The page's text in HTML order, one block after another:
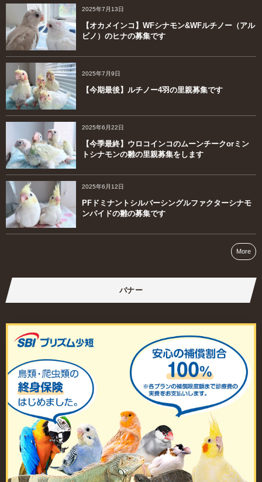
2025年7月13日
【オカメインコ】WFシナモン&WFルチノー（アル
ビノ）のヒナの募集です
2025年7月9日
【今期最後】ルチノー4羽の里親募集です
2025年6月22日
【今季最終】ウロコインコのムーンチークorミン
トシナモンの雛の里親募集をします
2025年6月12日
PFドミナントシルバーシングルファクターシナモ
ンパイドの雛の募集です
More
バナー